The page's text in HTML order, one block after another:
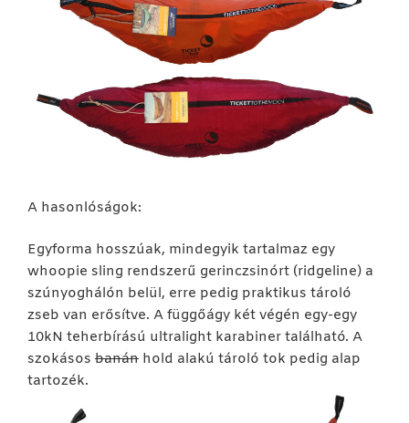
A hasonlóságok:
Egyforma hosszúak, mindegyik tartalmaz egy
whoopie sling rendszerű gerinczsinórt (ridgeline) a
szúnyoghálón belül, erre pedig praktikus tároló
zseb van erősítve. A függőágy két végén egy-egy
10kN teherbírású ultralight karabiner található. A
szokásos banán hold alakú tároló tok pedig alap
tartozék.